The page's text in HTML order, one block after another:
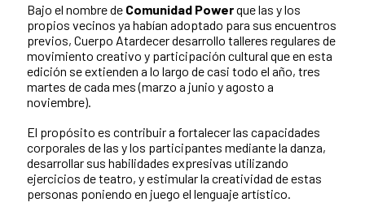
Bajo el nombre de Comunidad Powerque las y los
propios vecinos ya habían adoptado para sus encuentros
previos, Cuerpo Atardecer desarrollo talleres regulares de
movimiento creativo y participación cultural que en esta
edición se extienden a lo largo de casi todo el año, tres
martes de cada mes (marzo a junio y agosto a
noviembre).
El propósito es contribuir a fortalecer las capacidades
corporales de las y los participantes mediante la danza,
desarrollar sus habilidades expresivas utilizando
ejercicios de teatro, y estimular la creatividad de estas
personas poniendo en juego el lenguaje artístico.